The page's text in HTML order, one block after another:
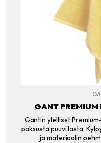
GANT PREMIUM
Gantin ylelliset
paksusta puuvillasta.
ja materiaalin